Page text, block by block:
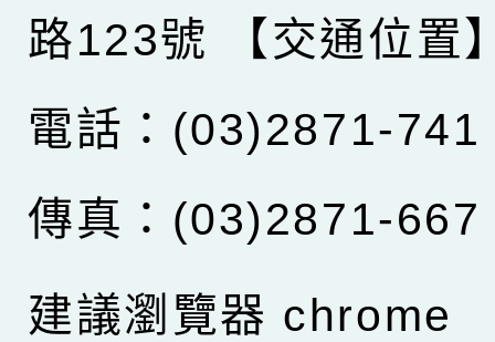
路123號
【交通位置
電話：(03)2871-741
傳真：(03)2871-667
建議瀏覽器 chrome